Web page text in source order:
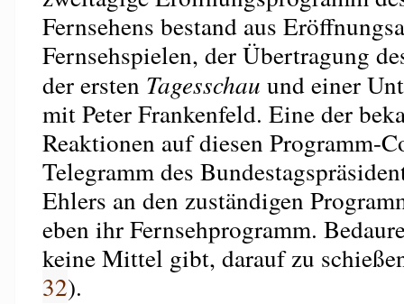
Fernsehens bestand aus
Fernsehspielen, der Übertragung
der ersten Tagesschau und einer
mit Peter Frankenfeld. Eine der
Reaktionen auf diesen Programm-
Telegramm des
Ehlers an den zuständigen
eben ihr Fernsehprogramm.
keine Mittel gibt, darauf zu
32).